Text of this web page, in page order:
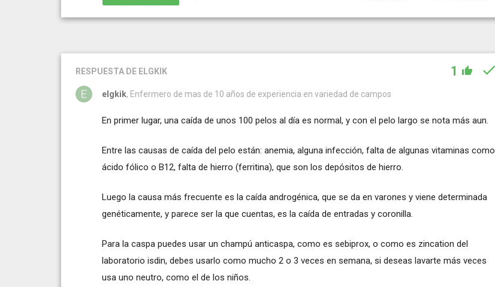
RESPUESTA DE ELGKIK 1
elgkik, Enfermero de mas de 10 años de experiencia en variedad de campos
En primer lugar, una caída de unos 100 pelos al día es normal, y con el pelo largo se nota más aun.
Entre las causas de caída del pelo están: anemia, alguna infección, falta de algunas vitaminas como
ácido fólico o B12, falta de hierro (ferritina), que son los depósitos de hierro.
Luego la causa más frecuente es la caída androgénica, que se da en varones y viene determinada
genéticamente, y parece ser la que cuentas, es la caída de entradas y coronilla.
Para la caspa puedes usar un champú anticaspa, como es sebiprox, o como es zincation del
laboratorio isdin, debes usarlo como mucho 2 o 3 veces en semana, si deseas lavarte más veces
usa uno neutro, como el de los niños.